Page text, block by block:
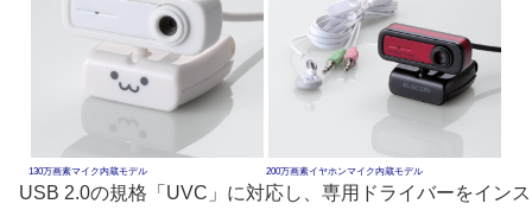
130万画素マイク内蔵モデル 200万画素イヤホンマイク内蔵モデル
USB 2.0の規格「UVC」に対応し、専用ドライバーをインス